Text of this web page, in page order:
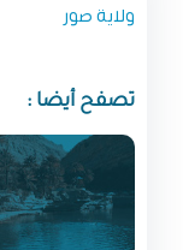
ولاية صور
تصفح أيضا :